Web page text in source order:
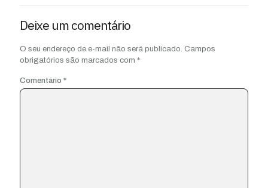
Deixe um comentário
O seu endereço de e-mail não será publicado. Campos
obrigatórios são marcados com *
Comentário *